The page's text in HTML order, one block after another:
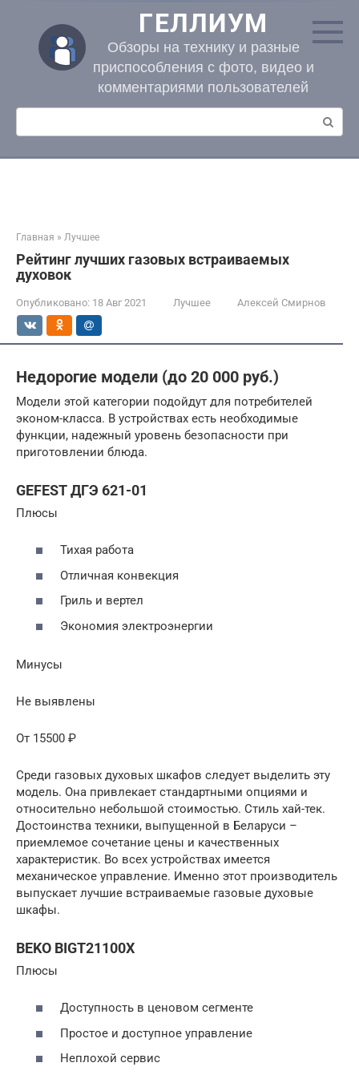
контенту
ГЕЛЛИУМ
Обзоры на технику и разные
приспособления с фото, видео и
комментариями пользователей
Поиск:
Главная » Лучшее
Рейтинг лучших газовых встраиваемых
духовок
Опубликовано: 18 Авг 2021 Лучшее Алексей Смирнов
Недорогие модели (до 20 000 руб.)
Модели этой категории подойдут для потребителей
эконом-класса. В устройствах есть необходимые
функции, надежный уровень безопасности при
приготовлении блюда.
GEFEST ДГЭ 621-01
Плюсы
Тихая работа
Отличная конвекция
Гриль и вертел
Экономия электроэнергии
Минусы
Не выявлены
От 15500 ₽
Среди газовых духовых шкафов следует выделить эту
модель. Она привлекает стандартными опциями и
относительно небольшой стоимостью. Стиль хай-тек.
Достоинства техники, выпущенной в Беларуси –
приемлемое сочетание цены и качественных
характеристик. Во всех устройствах имеется
механическое управление. Именно этот производитель
выпускает лучшие встраиваемые газовые духовые
шкафы.
BEKO BIGT21100X
Плюсы
Доступность в ценовом сегменте
Простое и доступное управление
Неплохой сервис